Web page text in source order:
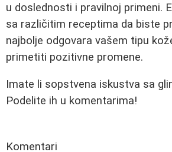
u doslednosti i pravilnoj primeni.
sa različitim receptima da biste
najbolje odgovara vašem tipu
primetiti pozitivne promene.
Imate li sopstvena iskustva sa
Podelite ih u komentarima!
Komentari